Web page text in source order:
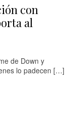
con
al
de Down y
lo padecen […]